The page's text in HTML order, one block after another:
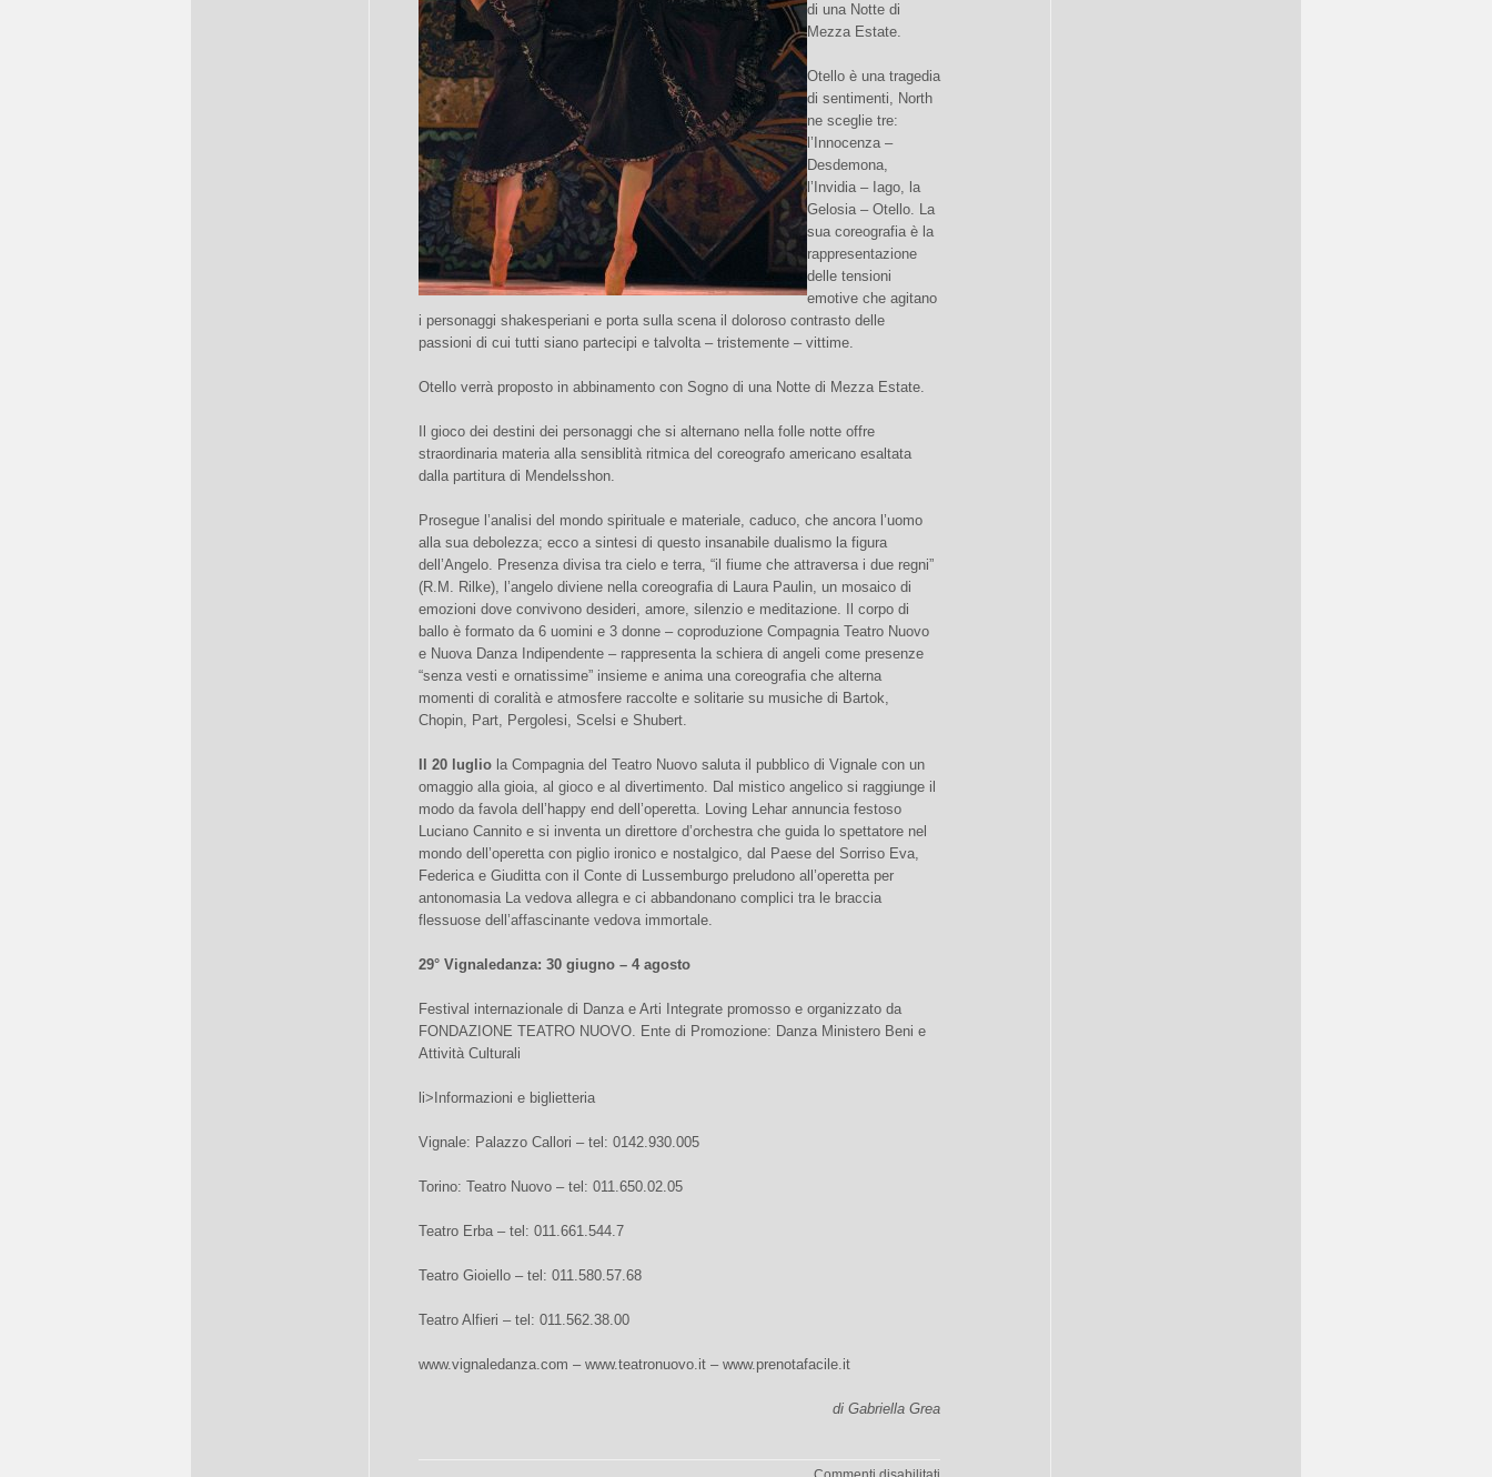
di una Notte di
Mezza Estate.
Otello è una tragedia
di sentimenti, North
ne sceglie tre:
l’Innocenza –
Desdemona,
l’Invidia – Iago, la
Gelosia – Otello. La
sua coreografia è la
rappresentazione
delle tensioni
emotive che agitano
i personaggi shakesperiani e porta sulla scena il doloroso contrasto delle
passioni di cui tutti siano partecipi e talvolta – tristemente – vittime.
Otello verrà proposto in abbinamento con Sogno di una Notte di Mezza Estate.
Il gioco dei destini dei personaggi che si alternano nella folle notte offre
straordinaria materia alla sensiblità ritmica del coreografo americano esaltata
dalla partitura di Mendelsshon.
Prosegue l’analisi del mondo spirituale e materiale, caduco, che ancora l’uomo
alla sua debolezza; ecco a sintesi di questo insanabile dualismo la figura
dell’Angelo. Presenza divisa tra cielo e terra, “il fiume che attraversa i due regni”
(R.M. Rilke), l’angelo diviene nella coreografia di Laura Paulin, un mosaico di
emozioni dove convivono desideri, amore, silenzio e meditazione. Il corpo di
ballo è formato da 6 uomini e 3 donne – coproduzione Compagnia Teatro Nuovo
e Nuova Danza Indipendente – rappresenta la schiera di angeli come presenze
“senza vesti e ornatissime” insieme e anima una coreografia che alterna
momenti di coralità e atmosfere raccolte e solitarie su musiche di Bartok,
Chopin, Part, Pergolesi, Scelsi e Shubert.
Il 20 luglio la Compagnia del Teatro Nuovo saluta il pubblico di Vignale con un
omaggio alla gioia, al gioco e al divertimento. Dal mistico angelico si raggiunge il
modo da favola dell’happy end dell’operetta. Loving Lehar annuncia festoso
Luciano Cannito e si inventa un direttore d’orchestra che guida lo spettatore nel
mondo dell’operetta con piglio ironico e nostalgico, dal Paese del Sorriso Eva,
Federica e Giuditta con il Conte di Lussemburgo preludono all’operetta per
antonomasia La vedova allegra e ci abbandonano complici tra le braccia
flessuose dell’affascinante vedova immortale.
29° Vignaledanza: 30 giugno – 4 agosto
Festival internazionale di Danza e Arti Integrate promosso e organizzato da
FONDAZIONE TEATRO NUOVO. Ente di Promozione: Danza Ministero Beni e
Attività Culturali
li>Informazioni e biglietteria
Vignale: Palazzo Callori – tel: 0142.930.005
Torino: Teatro Nuovo – tel: 011.650.02.05
Teatro Erba – tel: 011.661.544.7
Teatro Gioiello – tel: 011.580.57.68
Teatro Alfieri – tel: 011.562.38.00
www.vignaledanza.com – www.teatronuovo.it – www.prenotafacile.it
di Gabriella Grea